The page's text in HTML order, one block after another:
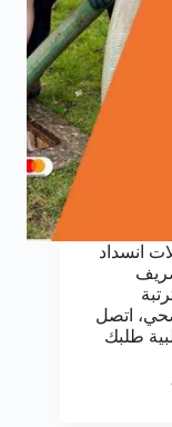
انسداد
اتصل
طلبك